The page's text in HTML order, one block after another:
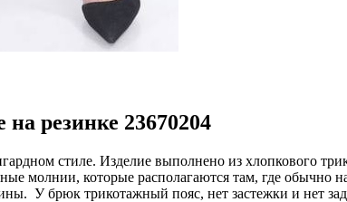
резинке 23670204
стиле. Изделие выполнено из хлопкового
молнии, которые располагаются там, где
У брюк трикотажный пояс, нет застежки и нет